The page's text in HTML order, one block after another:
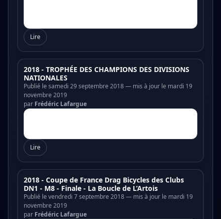
Lire
2018 - TROPHÉE DES CHAMPIONS DES DIVISIONS
NATIONALES
Publié le samedi 29 septembre 2018 — mis à jour le mardi 19
novembre 2019
par Frédéric Lafargue
Lire
2018 - Coupe de France Drag Bicycles des Clubs
DN1 - M8 - Finale - La Boucle de L’Artois
Publié le vendredi 7 septembre 2018 — mis à jour le mardi 19
novembre 2019
par Frédéric Lafargue